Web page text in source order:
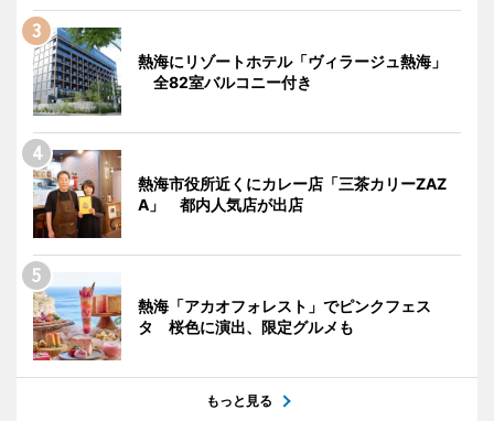
熱海にリゾートホテル「ヴィラージュ熱海」
全82室バルコニー付き
熱海市役所近くにカレー店「三茶カリーZAZ
A」 都内人気店が出店
熱海「アカオフォレスト」でピンクフェス
タ 桜色に演出、限定グルメも
もっと見る